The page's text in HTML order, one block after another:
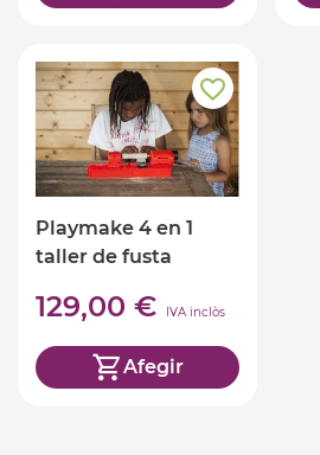
Playmake 4 en 1
taller de fusta
129,00 € IVA inclòs
Afegir